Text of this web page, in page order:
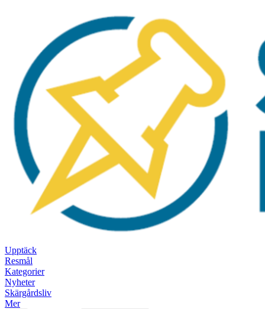
Upptäck
Resmål
Kategorier
Nyheter
Skärgårdsliv
Mer